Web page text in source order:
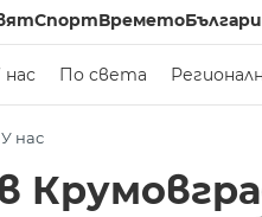
СпортВремето
нас По света
У нас